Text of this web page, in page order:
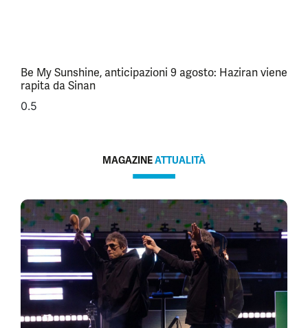
Be My Sunshine, anticipazioni 9 agosto: Haziran viene
rapita da Sinan
MAGAZINEATTUALITÀ